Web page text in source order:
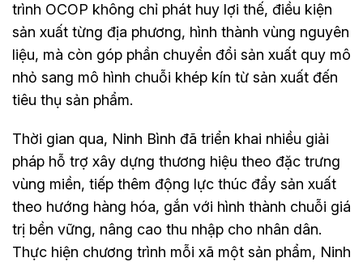
trình OCOP không chỉ phát huy lợi thế, điều kiện
sản xuất từng địa phương, hình thành vùng nguyên
liệu, mà còn góp phần chuyển đổi sản xuất quy mô
nhỏ sang mô hình chuỗi khép kín từ sản xuất đến
tiêu thụ sản phẩm.
Thời gian qua, Ninh Bình đã triển khai nhiều giải
pháp hỗ trợ xây dựng thương hiệu theo đặc trưng
vùng miền, tiếp thêm động lực thúc đẩy sản xuất
theo hướng hàng hóa, gắn với hình thành chuỗi giá
trị bền vững, nâng cao thu nhập cho nhân dân.
Thực hiện chương trình mỗi xã một sản phẩm, Ninh